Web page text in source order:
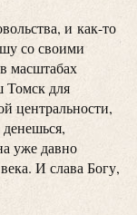
и как-то
со своими
масштабах
для
центральности,
денешься,
уже давно
И слава Богу,